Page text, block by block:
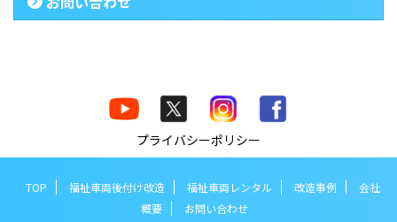
プライバシーポリシー
TOP 福祉車両後付け改造 福祉車両レンタル 改造事例
会社
概要
お問い合わせ